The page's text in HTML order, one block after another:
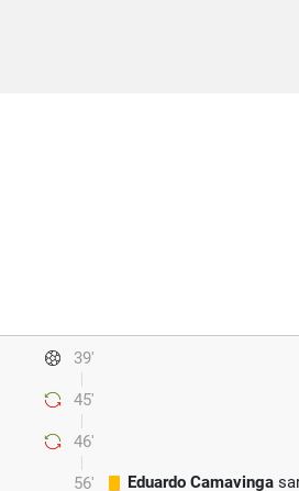
39'
45'
46'
56' Eduardo Camavinga